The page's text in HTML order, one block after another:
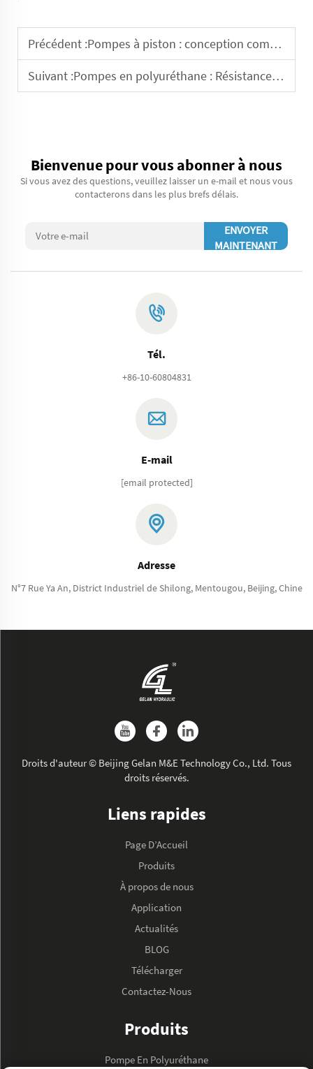
Précédent :Pompes à piston : conception compacte pour les applications où l'espace est limité
Suivant :Pompes en polyuréthane : Résistance aux contraintes mécaniques et à la fatigue
Bienvenue pour vous abonner à nous
Si vous avez des questions, veuillez laisser un e-mail et nous vous
contacterons dans les plus brefs délais.
ENVOYER
MAINTENANT
Tél.
+86-10-60804831
E-mail
[email protected]
Adresse
N°7 Rue Ya An, District Industriel de Shilong, Mentougou, Beijing, Chine
Droits d'auteur © Beijing Gelan M&E Technology Co., Ltd. Tous
droits réservés.
Liens rapides
Page D’Accueil
Produits
À propos de nous
Application
Actualités
BLOG
Télécharger
Contactez-Nous
Produits
Pompe En Polyuréthane